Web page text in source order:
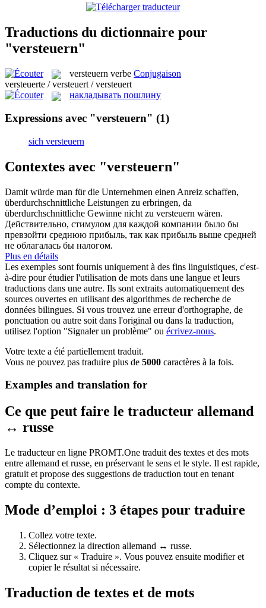
Traductions du dictionnaire pour
"versteuern"
versteuern verbe Conjugaison
versteuerte / versteuert / versteuert
накладывать пошлину
Expressions avec "versteuern" (1)
sich versteuern
Contextes avec "versteuern"
Damit würde man für die Unternehmen einen Anreiz schaffen,
überdurchschnittliche Leistungen zu erbringen, da
überdurchschnittliche Gewinne nicht zu versteuern wären.
Действительно, стимулом для каждой компании было бы
превзойти среднюю прибыль, так как прибыль выше средней
не облагалась бы налогом.
Plus en détails
Les exemples sont fournis uniquement à des fins linguistiques, c'est-
à-dire pour étudier l'utilisation de mots dans une langue et leurs
traductions dans une autre. Ils sont extraits automatiquement des
sources ouvertes en utilisant des algorithmes de recherche de
données bilingues. Si vous trouvez une erreur d'orthographe, de
ponctuation ou autre soit dans l'original ou dans la traduction,
utilisez l'option "Signaler un problème" ou écrivez-nous.
Votre texte a été partiellement traduit.
Vous ne pouvez pas traduire plus de 5000 caractères à la fois.
Examples and translation for
Ce que peut faire le traducteur allemand
↔ russe
Le traducteur en ligne PROMT.One traduit des textes et des mots
entre allemand et russe, en préservant le sens et le style. Il est rapide,
gratuit et propose des suggestions de traduction tout en tenant
compte du contexte.
Mode d’emploi : 3 étapes pour traduire
Collez votre texte.
Sélectionnez la direction allemand ↔ russe.
Cliquez sur « Traduire ». Vous pouvez ensuite modifier et
copier le résultat si nécessaire.
Traduction de textes et de mots